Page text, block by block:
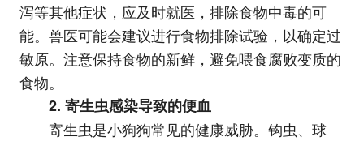
泻等其他症状，应及时就医，排除食物中毒的可
能。兽医可能会建议进行食物排除试验，以确定过
敏原。注意保持食物的新鲜，避免喂食腐败变质的
食物。
2. 寄生虫感染导致的便血
寄生虫是小狗狗常见的健康威胁。钩虫、球